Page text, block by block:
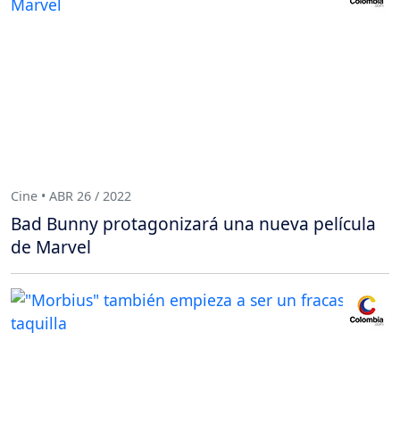
Cine • ABR 26 / 2022
Bad Bunny protagonizará una nueva película
de Marvel